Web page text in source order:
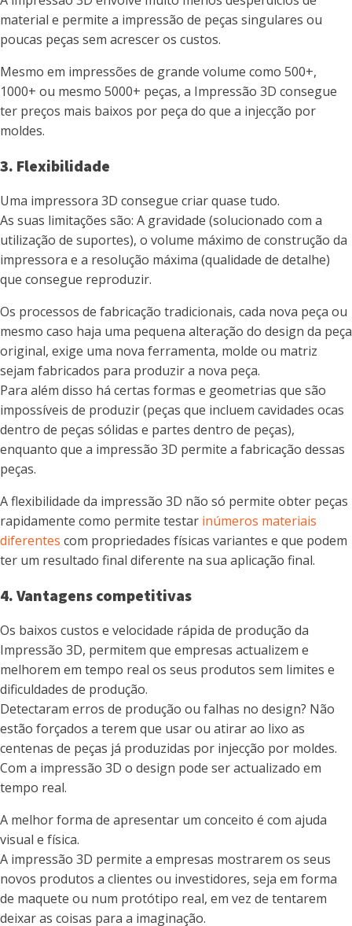
material e permite a impressão de peças singulares ou
poucas peças sem acrescer os custos.
Mesmo em impressões de grande volume como 500+,
1000+ ou mesmo 5000+ peças, a Impressão 3D consegue
ter preços mais baixos por peça do que a injecção por
moldes.
3. Flexibilidade
Uma impressora 3D consegue criar quase tudo.
As suas limitações são: A gravidade (solucionado com a
utilização de suportes), o volume máximo de construção da
impressora e a resolução máxima (qualidade de detalhe)
que consegue reproduzir.
Os processos de fabricação tradicionais, cada nova peça ou
mesmo caso haja uma pequena alteração do design da peça
original, exige uma nova ferramenta, molde ou matriz
sejam fabricados para produzir a nova peça.
Para além disso há certas formas e geometrias que são
impossíveis de produzir (peças que incluem cavidades ocas
dentro de peças sólidas e partes dentro de peças),
enquanto que a impressão 3D permite a fabricação dessas
peças.
A flexibilidade da impressão 3D não só permite obter peças
rapidamente como permite testar inúmeros materiais
diferentes com propriedades físicas variantes e que podem
ter um resultado final diferente na sua aplicação final.
4. Vantagens competitivas
Os baixos custos e velocidade rápida de produção da
Impressão 3D, permitem que empresas actualizem e
melhorem em tempo real os seus produtos sem limites e
dificuldades de produção.
Detectaram erros de produção ou falhas no design? Não
estão forçados a terem que usar ou atirar ao lixo as
centenas de peças já produzidas por injecção por moldes.
Com a impressão 3D o design pode ser actualizado em
tempo real.
A melhor forma de apresentar um conceito é com ajuda
visual e física.
A impressão 3D permite a empresas mostrarem os seus
novos produtos a clientes ou investidores, seja em forma
de maquete ou num protótipo real, em vez de tentarem
deixar as coisas para a imaginação.